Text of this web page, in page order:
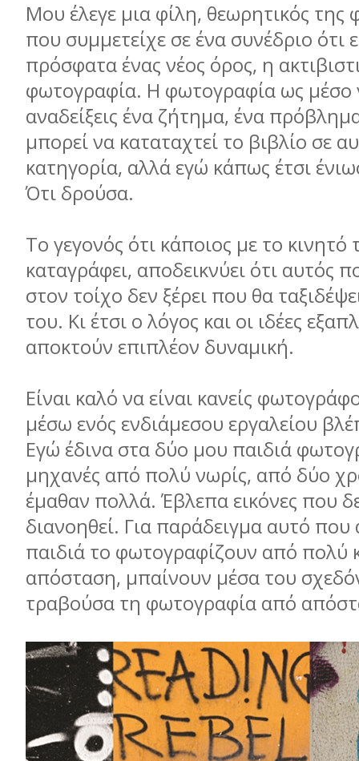
Μου έλεγε μια φίλη, θεωρητικός της
που συμμετείχε σε ένα συνέδριο ότι
πρόσφατα ένας νέος όρος, η
φωτογραφία. Η φωτογραφία ως μέσο
αναδείξεις ένα ζήτημα, ένα
μπορεί να καταταχτεί το βιβλίο σε
κατηγορία, αλλά εγώ κάπως έτσι
Ότι δρούσα.
Το γεγονός ότι κάποιος με το κινητό
καταγράφει, αποδεικνύει ότι αυτός
στον τοίχο δεν ξέρει που θα
του. Κι έτσι ο λόγος και οι ιδέες
αποκτούν επιπλέον δυναμική.
Είναι καλό να είναι κανείς
μέσω ενός ενδιάμεσου εργαλείου
Εγώ έδινα στα δύο μου παιδιά
μηχανές από πολύ νωρίς, από δύο
έμαθαν πολλά. Έβλεπα εικόνες που
διανοηθεί. Για παράδειγμα αυτό
παιδιά το φωτογραφίζουν από πολύ
απόσταση, μπαίνουν μέσα του
τραβούσα τη φωτογραφία από